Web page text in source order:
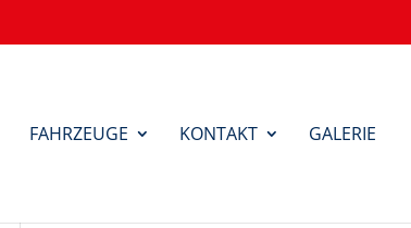
FAHRZEUGE KONTAKT GALERIE